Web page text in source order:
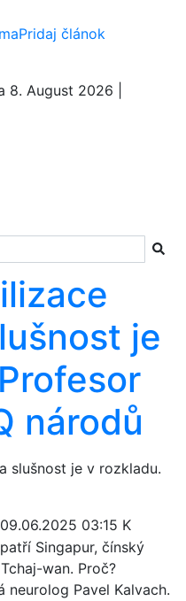
Pridaj článok
8. August 2026 |
je
národů
09.06.2025 03:15 K
Singapur, čínský
wan. Proč?
neurolog Pavel Kalvach.